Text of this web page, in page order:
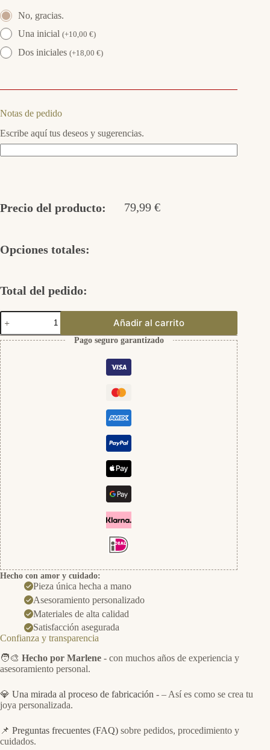
No, gracias.
Una inicial (+10,00 €)
Dos iniciales (+18,00 €)
Notas de pedido
Escribe aquí tus deseos y sugerencias.
Precio del producto: 79,99 €
Opciones totales:
Total del pedido:
Manschettenknöpfe
cantidad
Añadir al carrito
Pago seguro garantizado
Hecho con amor y cuidado:
Pieza única hecha a mano
Asesoramiento personalizado
Materiales de alta calidad
Satisfacción asegurada
Confianza y transparencia
🧑‍🎨 Hecho por Marlene - con muchos años de experiencia y
asesoramiento personal.
💎 Una mirada al proceso de fabricación - – Así es como se crea tu
joya personalizada.
📌 Preguntas frecuentes (FAQ) sobre pedidos, procedimiento y
cuidados.